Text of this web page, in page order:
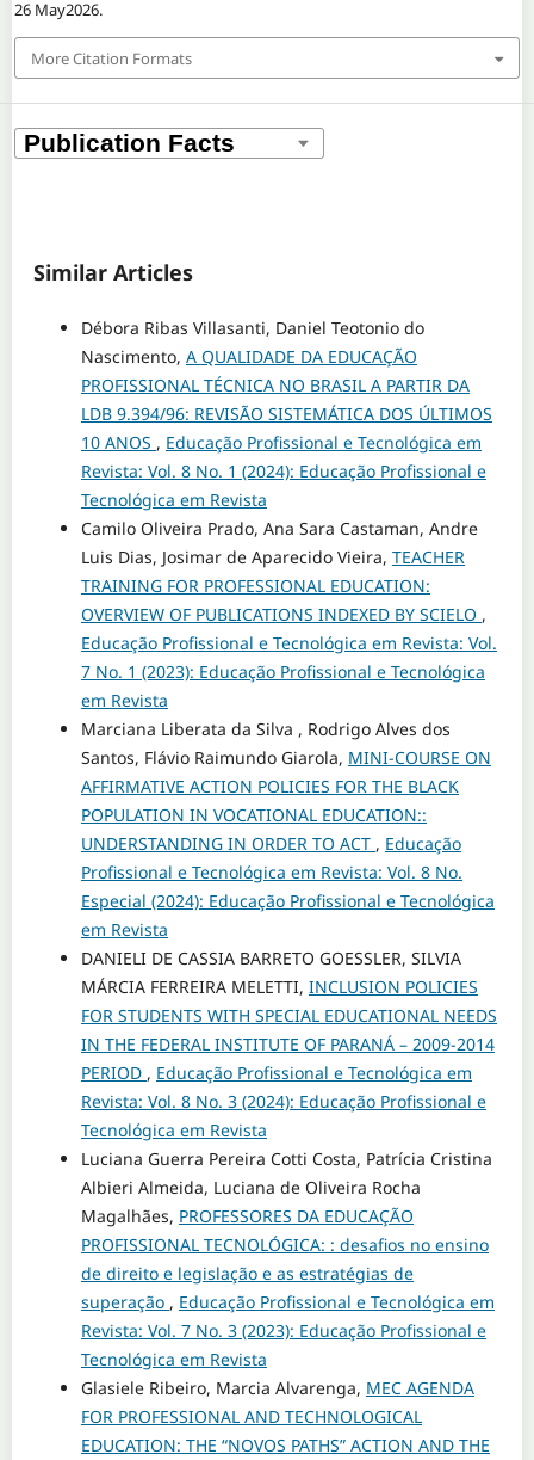
26 May2026.
More Citation Formats
Similar Articles
Débora Ribas Villasanti, Daniel Teotonio do
Nascimento, A QUALIDADE DA EDUCAÇÃO
PROFISSIONAL TÉCNICA NO BRASIL A PARTIR DA
LDB 9.394/96: REVISÃO SISTEMÁTICA DOS ÚLTIMOS
10 ANOS , Educação Profissional e Tecnológica em
Revista: Vol. 8 No. 1 (2024): Educação Profissional e
Tecnológica em Revista
Camilo Oliveira Prado, Ana Sara Castaman, Andre
Luis Dias, Josimar de Aparecido Vieira, TEACHER
TRAINING FOR PROFESSIONAL EDUCATION:
OVERVIEW OF PUBLICATIONS INDEXED BY SCIELO ,
Educação Profissional e Tecnológica em Revista: Vol.
7 No. 1 (2023): Educação Profissional e Tecnológica
em Revista
Marciana Liberata da Silva , Rodrigo Alves dos
Santos, Flávio Raimundo Giarola, MINI-COURSE ON
AFFIRMATIVE ACTION POLICIES FOR THE BLACK
POPULATION IN VOCATIONAL EDUCATION::
UNDERSTANDING IN ORDER TO ACT , Educação
Profissional e Tecnológica em Revista: Vol. 8 No.
Especial (2024): Educação Profissional e Tecnológica
em Revista
DANIELI DE CASSIA BARRETO GOESSLER, SILVIA
MÁRCIA FERREIRA MELETTI, INCLUSION POLICIES
FOR STUDENTS WITH SPECIAL EDUCATIONAL NEEDS
IN THE FEDERAL INSTITUTE OF PARANÁ – 2009-2014
PERIOD , Educação Profissional e Tecnológica em
Revista: Vol. 8 No. 3 (2024): Educação Profissional e
Tecnológica em Revista
Luciana Guerra Pereira Cotti Costa, Patrícia Cristina
Albieri Almeida, Luciana de Oliveira Rocha
Magalhães, PROFESSORES DA EDUCAÇÃO
PROFISSIONAL TECNOLÓGICA: : desafios no ensino
de direito e legislação e as estratégias de
superação , Educação Profissional e Tecnológica em
Revista: Vol. 7 No. 3 (2023): Educação Profissional e
Tecnológica em Revista
Glasiele Ribeiro, Marcia Alvarenga, MEC AGENDA
FOR PROFESSIONAL AND TECHNOLOGICAL
EDUCATION: THE “NOVOS PATHS” ACTION AND THE